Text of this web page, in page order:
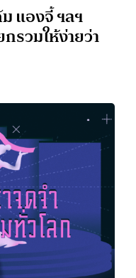
แองจี้ ฯลฯ
รวมให้ง่ายว่า